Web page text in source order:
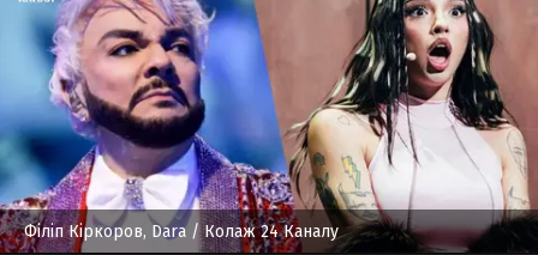
Філіп Кіркоров, Dara/ Колаж 24 Каналу